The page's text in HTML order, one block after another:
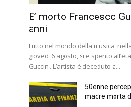
E’ morto Francesco
anni
Lutto nel mondo della musica:
giovedì 6 agosto, si è spento
Guccini. L’artista è deceduto a...
50enne
madre morta